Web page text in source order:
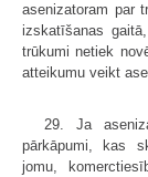
asenizatoram par
izskatīšanas
trūkumi netiek
atteikumu veikt
29. Ja
pārkāpumi, kas
jomu,